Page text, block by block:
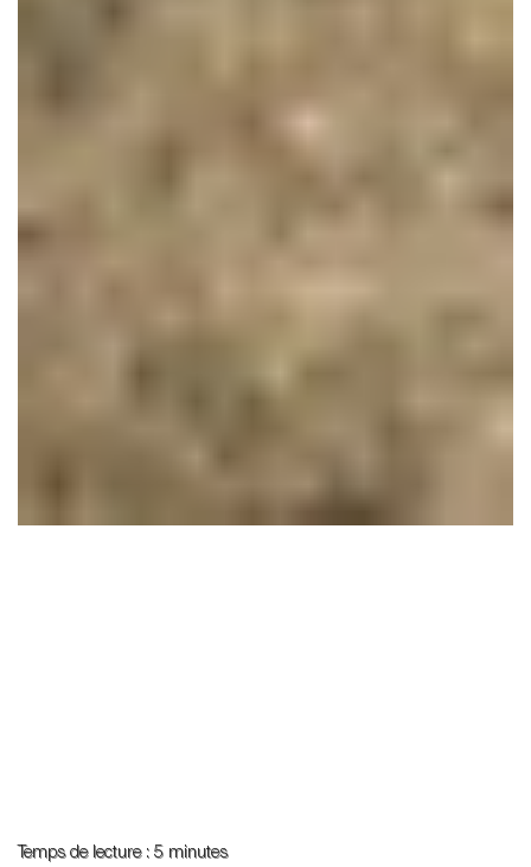
Temps de lecture : 5 minutes